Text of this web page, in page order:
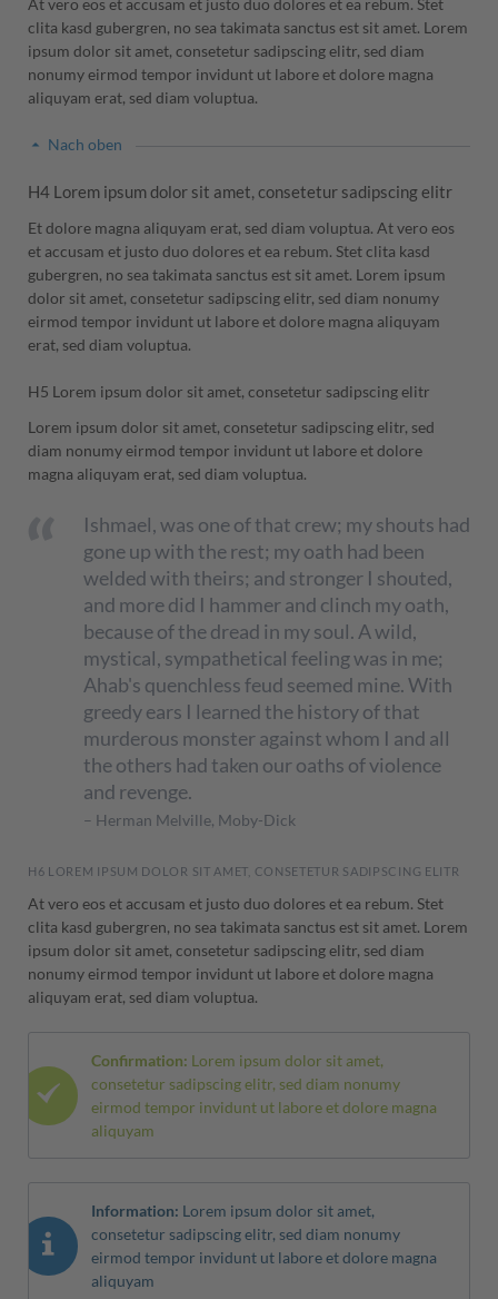
clita kasd gubergren, no sea takimata sanctus est sit amet. Lorem
ipsum dolor sit amet, consetetur sadipscing elitr, sed diam
nonumy eirmod tempor invidunt ut labore et dolore magna
aliquyam erat, sed diam voluptua.
Nach oben
H4 Lorem ipsum dolor sit amet, consetetur sadipscing elitr
Et dolore magna aliquyam erat, sed diam voluptua. At vero eos
et accusam et justo duo dolores et ea rebum. Stet clita kasd
gubergren, no sea takimata sanctus est sit amet. Lorem ipsum
dolor sit amet, consetetur sadipscing elitr, sed diam nonumy
eirmod tempor invidunt ut labore et dolore magna aliquyam
erat, sed diam voluptua.
H5 Lorem ipsum dolor sit amet, consetetur sadipscing elitr
Lorem ipsum dolor sit amet, consetetur sadipscing elitr, sed
diam nonumy eirmod tempor invidunt ut labore et dolore
magna aliquyam erat, sed diam voluptua.
Ishmael, was one of that crew; my shouts had
gone up with the rest; my oath had been
welded with theirs; and stronger I shouted,
and more did I hammer and clinch my oath,
because of the dread in my soul. A wild,
mystical, sympathetical feeling was in me;
Ahab's quenchless feud seemed mine. With
greedy ears I learned the history of that
murderous monster against whom I and all
the others had taken our oaths of violence
and revenge.
– Herman Melville, Moby-Dick
H6 LOREM IPSUM DOLOR SIT AMET, CONSETETUR SADIPSCING ELITR
At vero eos et accusam et justo duo dolores et ea rebum. Stet
clita kasd gubergren, no sea takimata sanctus est sit amet. Lorem
ipsum dolor sit amet, consetetur sadipscing elitr, sed diam
nonumy eirmod tempor invidunt ut labore et dolore magna
aliquyam erat, sed diam voluptua.
Confirmation: Lorem ipsum dolor sit amet,
consetetur sadipscing elitr, sed diam nonumy
eirmod tempor invidunt ut labore et dolore magna
aliquyam
Information: Lorem ipsum dolor sit amet,
consetetur sadipscing elitr, sed diam nonumy
eirmod tempor invidunt ut labore et dolore magna
aliquyam